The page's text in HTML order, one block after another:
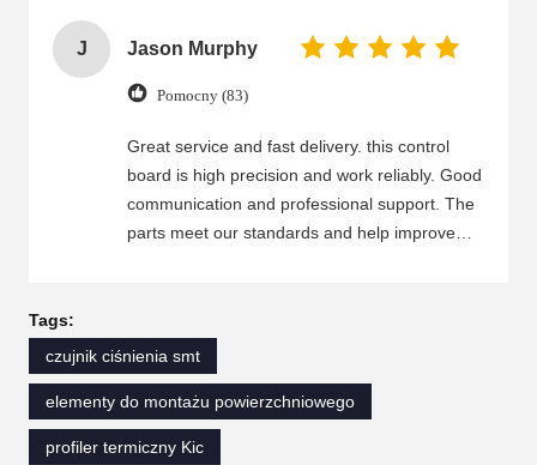
J Jason Murphy
Pomocny (83)
Great service and fast delivery. this control
board is high precision and work reliably. Good
communication and professional support. The
parts meet our standards and help improve
Tags:
czujnik ciśnienia smt
elementy do montażu powierzchniowego
profiler termiczny Kic